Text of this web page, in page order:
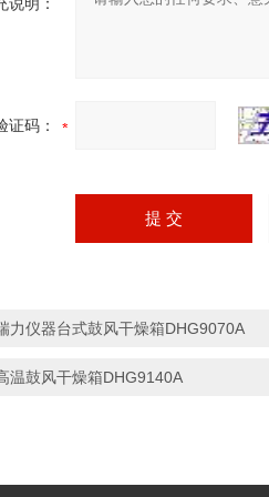
证码：
力仪器台式鼓风干燥箱DHG9070A
温鼓风干燥箱DHG9140A